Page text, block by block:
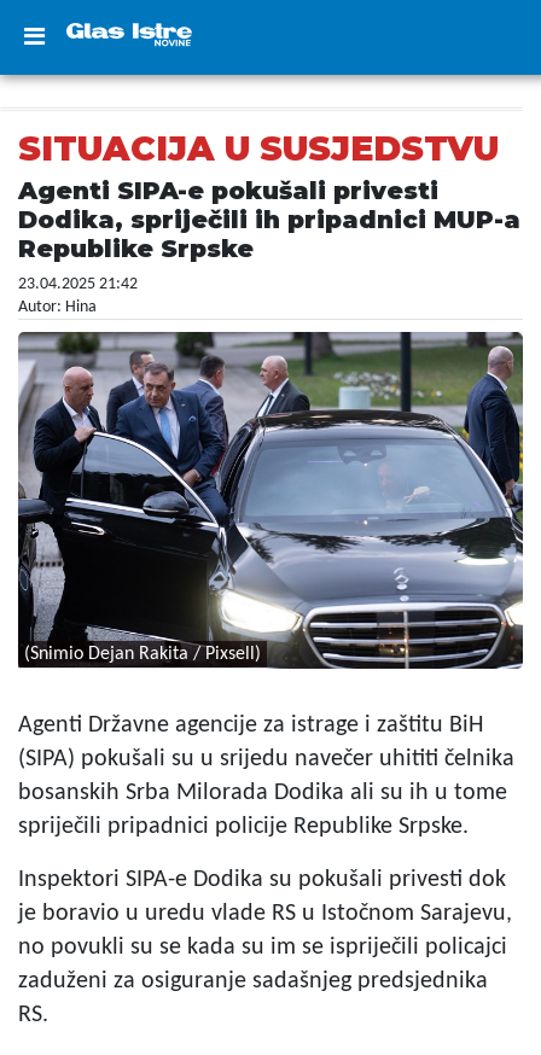
SITUACIJA U SUSJEDSTVU
Agenti SIPA-e pokušali privesti
Dodika, spriječili ih pripadnici MUP-a
Republike Srpske
23.04.2025 21:42
Autor: Hina
(Snimio Dejan Rakita / Pixsell)
Agenti Državne agencije za istrage i zaštitu BiH
(SIPA) pokušali su u srijedu navečer uhititi čelnika
bosanskih Srba Milorada Dodika ali su ih u tome
spriječili pripadnici policije Republike Srpske.
Inspektori SIPA-e Dodika su pokušali privesti dok
je boravio u uredu vlade RS u Istočnom Sarajevu,
no povukli su se kada su im se ispriječili policajci
zaduženi za osiguranje sadašnjeg predsjednika
RS.